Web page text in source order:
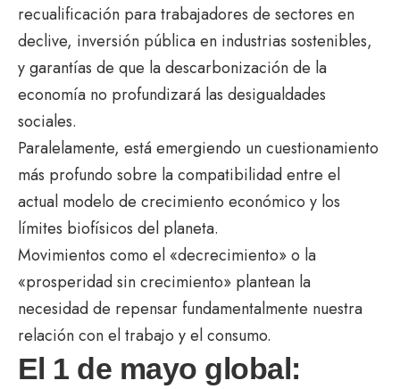
recualificación para trabajadores de sectores en
declive, inversión pública en industrias sostenibles,
y garantías de que la descarbonización de la
economía no profundizará las desigualdades
sociales.
Paralelamente, está emergiendo un cuestionamiento
más profundo sobre la compatibilidad entre el
actual modelo de crecimiento económico y los
límites biofísicos del planeta.
Movimientos como el «decrecimiento» o la
«prosperidad sin crecimiento» plantean la
necesidad de repensar fundamentalmente nuestra
relación con el trabajo y el consumo.
El 1 de mayo global: